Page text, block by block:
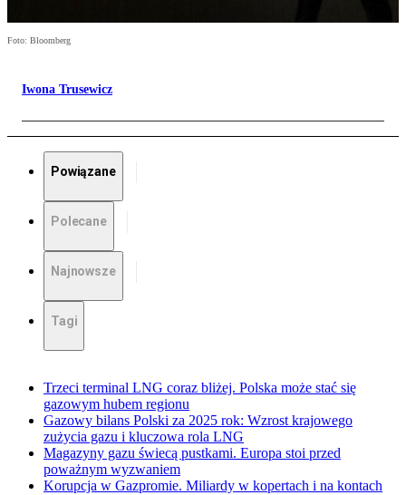
Foto: Bloomberg
Iwona Trusewicz
Powiązane
Polecane
Najnowsze
Tagi
Trzeci terminal LNG coraz bliżej. Polska może stać się
gazowym hubem regionu
Gazowy bilans Polski za 2025 rok: Wzrost krajowego
zużycia gazu i kluczowa rola LNG
Magazyny gazu świecą pustkami. Europa stoi przed
poważnym wyzwaniem
Korupcja w Gazpromie. Miliardy w kopertach i na kontach